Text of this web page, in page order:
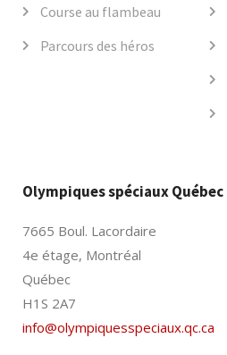
Course au flambeau
Parcours des héros
Olympiques spéciaux Québec
7665 Boul. Lacordaire
4e étage, Montréal
Québec
H1S 2A7
info@olympiquesspeciaux.qc.ca